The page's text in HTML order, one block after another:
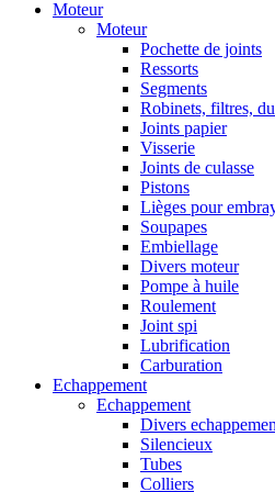
Moteur
Moteur
Pochette de joints
Ressorts
Segments
Robinets, filtres,
Joints papier
Visserie
Joints de culasse
Pistons
Lièges pour
Soupapes
Embiellage
Divers moteur
Pompe à huile
Roulement
Joint spi
Lubrification
Carburation
Echappement
Echappement
Divers
Silencieux
Tubes
Colliers